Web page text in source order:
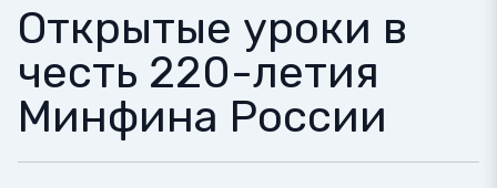
Открытые уроки в
честь 220-летия
Минфина России